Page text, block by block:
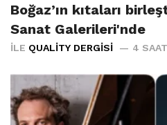
Boğaz’ın kıtaları
Sanat Galerileri'nde
İLE QUALITY DERGISI 4